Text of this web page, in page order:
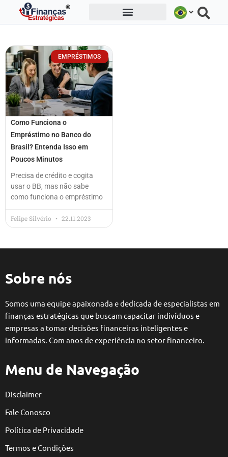
EMPRÉSTIMOS
Como Funciona o
Empréstimo no Banco do
Brasil? Entenda Isso em
Poucos Minutos
Precisa de crédito e cogita
usar o BB, mas não sabe
como funciona o empréstimo
Felipe Silvério 22.11.2023
Sobre nós
Somos uma equipe apaixonada e dedicada de especialistas em
finanças estratégicas que buscam capacitar indivíduos e
empresas a tomar decisões financeiras inteligentes e
informadas. Com anos de experiência no setor financeiro.
Menu de Navegação
Disclaimer
Fale Conosco
Política de Privacidade
Termos e Condições